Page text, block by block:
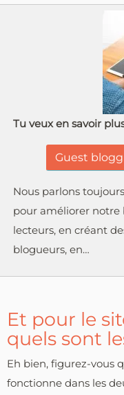
Tu veux en savoir
Guest
Nous parlons
pour améliorer notre
lecteurs, en créant
blogueurs, en…
Et pour le
quels sont
Eh bien, figurez-vous
fonctionne dans les